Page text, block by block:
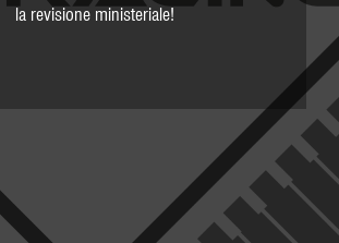
la revisione ministeriale!